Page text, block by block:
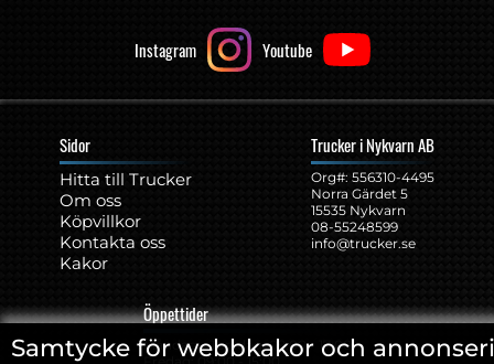
Samtycke för webbkakor och
Instagram Youtube
Sidor
Hitta till Trucker
Om oss
Köpvillkor
Kontakta oss
Kakor
Trucker i Nykvarn AB
Org#: ‍556310-4495
Norra Gärdet 5
15535 Nykvarn
08-55248599
info@trucker.se
Öppettider
Måndag - Torsdag: 09:00 - 17:00